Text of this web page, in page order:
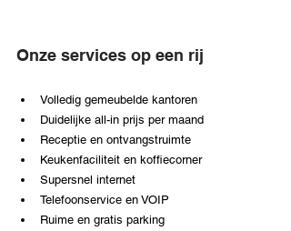
Onze services op een rij
Volledig gemeubelde kantoren
Duidelijke all-in prijs per maand
Receptie en ontvangstruimte
Keukenfaciliteit en koffiecorner
Supersnel internet
Telefoonservice en VOIP
Ruime en gratis parking